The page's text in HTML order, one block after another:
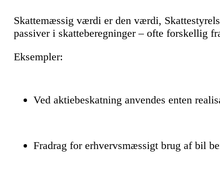
Skattemæssig værdi er den værdi,
passiver i skatteberegninger – ofte forskellig
Eksempler:
Ved aktiebeskatning anvendes enten
Fradrag for erhvervsmæssigt brug af bil